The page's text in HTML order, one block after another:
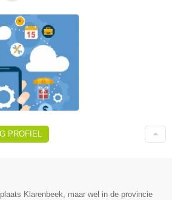
PROFIEL
Klarenbeek, maar wel in de provincie